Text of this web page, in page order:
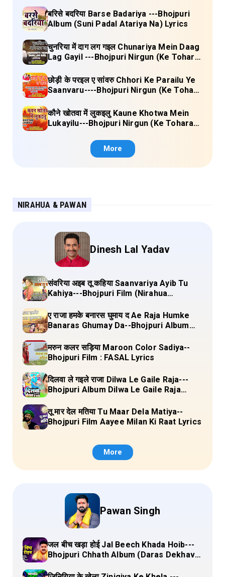
बरिसे बदरिया Barse Badariya ---Bhojpuri
Album (Suni Padal Atariya Na) Lyrics
चुनरिया में दाग लग गइल Chunariya Mein Daag
Lag Gayil ---Bhojpuri Nirgun (Ke Tohara
छोड़ी के परइल ए सांवरु Chhori Ke Parailu Ye
Saanvaru----Bhojpuri Nirgun (Ke Tohara
कौने खोतवा में लुकइलु Kaune Khotwa Mein
Lukayilu---Bhojpuri Nirgun (Ke Tohara
More
NIRAHUA & PAWAN
Dinesh Lal Yadav
संवरिया अइब तू कहिया Saanvariya Ayib Tu
Kahiya---Bhojpuri Film (Nirahua
ए राजा हमके बनारस घुमाय द Ae Raja Humke
Banaras Ghumay Da--Bhojpuri Album
Lyrics
मरुन कलर सड़िया Maroon Color Sadiya--
Bhojpuri Film : FASAL Lyrics
दिलवा ले गइले राजा Dilwa Le Gaile Raja---
Bhojpuri Album Dilwa Le Gaile Raja
तू मार देल मतिया Tu Maar Dela Matiya--
Bhojpuri Film Aayee Milan Ki Raat Lyrics
More
Pawan Singh
जल बीच खड़ा होई Jal Beech Khada Hoib---
Bhojpuri Chhath Album (Daras Dekhava